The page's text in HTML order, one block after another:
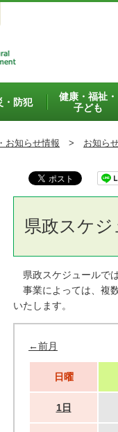
・防犯
健康・福祉・
子ども
お知らせ情報 > お知ら
県政スケジ
県政スケジュールで
事業によっては、複
いたします。
←前月
日曜
1日